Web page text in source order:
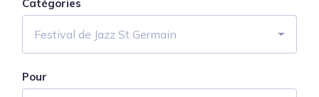
Catégories
Festival de Jazz St Germain
Pour